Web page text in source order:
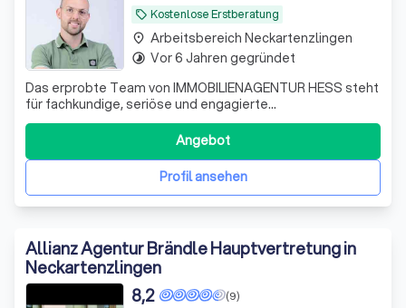
local_offer Kostenlose Erstberatung
Das erprobte Team von IMMOBILIENAGENTUR HESS steht
für fachkundige, seriöse und engagierte
Vermittlungsarbeit. Wir führen Verkäufer und Käufer,
Vermieter und Mieter zusammen - zum Wohle aller
Beteiligten. Hinter dem Gründer, Stanley Hess, steht ein
Team aus erfahrenen und qualifizierten Immobiliene
Profil ansehen
Angebot
place Arbeitsbereich Neckartenzlingen
timelapse Vor 6 Jahren gegründet
Allianz Agentur Brändle Hauptvertretung in
Neckartenzlingen
(9)
8,2